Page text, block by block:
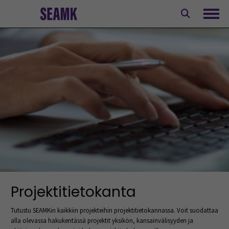
Projektitietokanta
Tutustu SEAMKin kaikkiin projekteihin projektitietokannassa. Voit suodattaa
alla olevassa hakukentässä projektit yksikön, kansainvälisyyden ja